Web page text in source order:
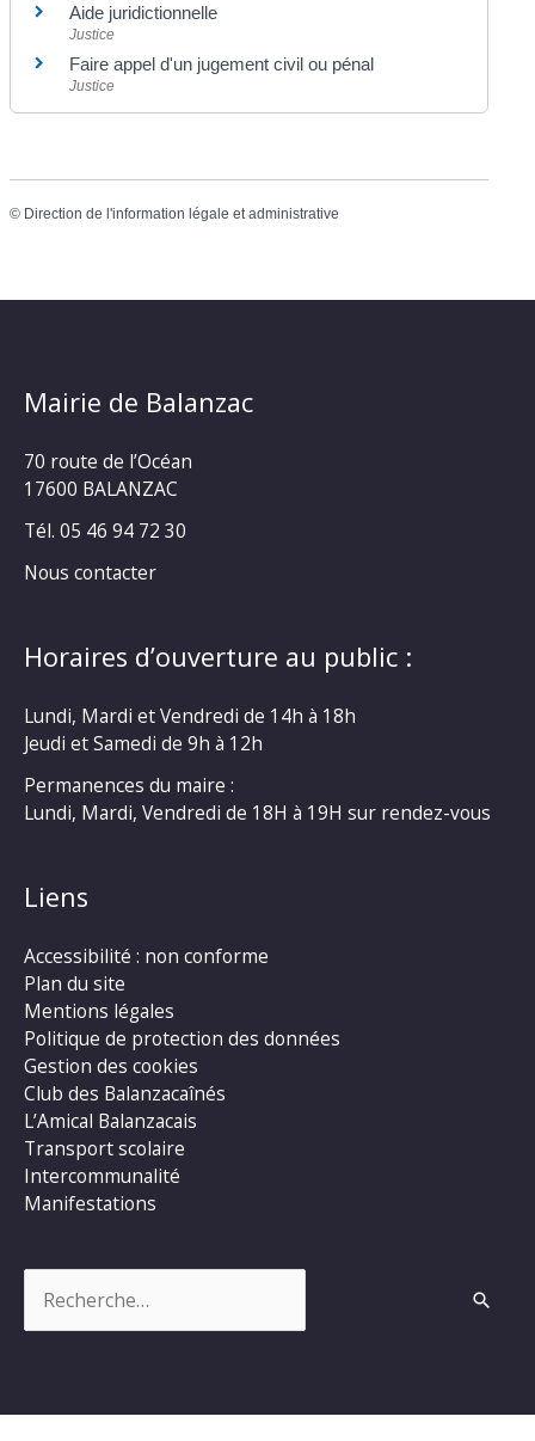
Aide juridictionnelle
Justice
Faire appel d'un jugement civil ou pénal
Justice
© Direction de l'information légale et administrative
Mairie de Balanzac
70 route de l’Océan
17600 BALANZAC
Tél. 05 46 94 72 30
Nous contacter
Horaires d’ouverture au public :
Lundi, Mardi et Vendredi de 14h à 18h
Jeudi et Samedi de 9h à 12h
Permanences du maire :
Lundi, Mardi, Vendredi de 18H à 19H sur rendez-vous
Liens
Accessibilité : non conforme
Plan du site
Mentions légales
Politique de protection des données
Gestion des cookies
Club des Balanzacaînés
L’Amical Balanzacais
Transport scolaire
Intercommunalité
Manifestations